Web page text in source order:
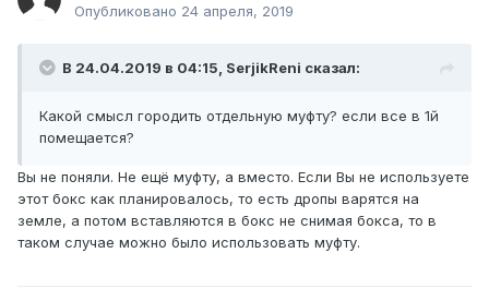
Опубликовано 24 апреля, 2019
В 24.04.2019 в 04:15, SerjikReni сказал:
Какой смысл городить отдельную муфту? если все в 1й
помещается?
Вы не поняли. Не ещё муфту, а вместо. Если Вы не используете
этот бокс как планировалось, то есть дропы варятся на
земле, а потом вставляются в бокс не снимая бокса, то в
таком случае можно было использовать муфту.